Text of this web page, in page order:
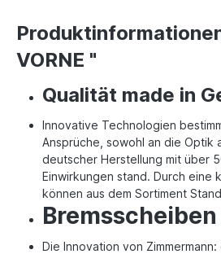
Produktinformationen
VORNE "
Qualität made in
Innovative Technologien
Ansprüche, sowohl an die Optik
deutscher Herstellung mit über
Einwirkungen stand. Durch eine
können aus dem Sortiment
Die Innovation von